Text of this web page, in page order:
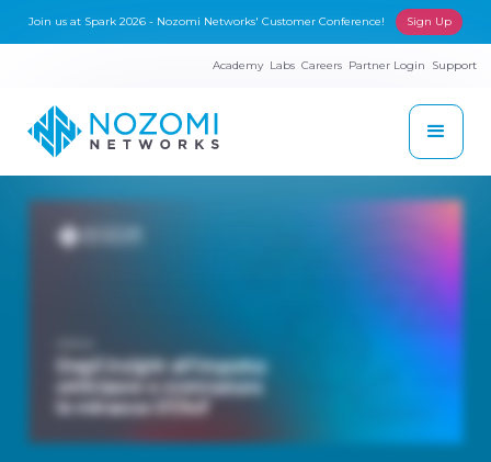
Join us at Spark 2026 - Nozomi Networks' Customer Conference! Sign Up
Academy Labs Careers Partner Login Support